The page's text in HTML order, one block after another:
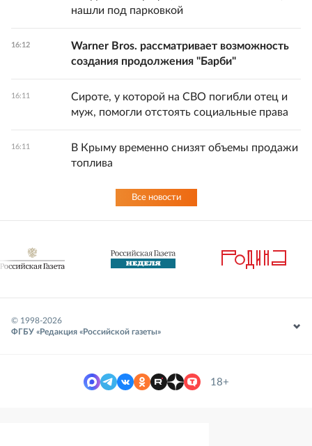
нашли под парковкой
16:12
Warner Bros. рассматривает возможность
создания продолжения "Барби"
16:11
Сироте, у которой на СВО погибли отец и
муж, помогли отстоять социальные права
16:11
В Крыму временно снизят объемы продажи
топлива
Все новости
© 1998-2026
ФГБУ «Редакция «Российской газеты»
18+